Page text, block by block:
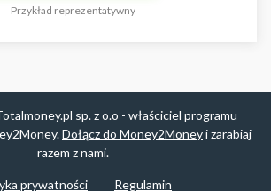
Przykład reprezentatywny
sp. z o.o - właściciel programu
Dołącz do Money2Moneyi zarabiaj
razem z nami.
prywatności Regulamin